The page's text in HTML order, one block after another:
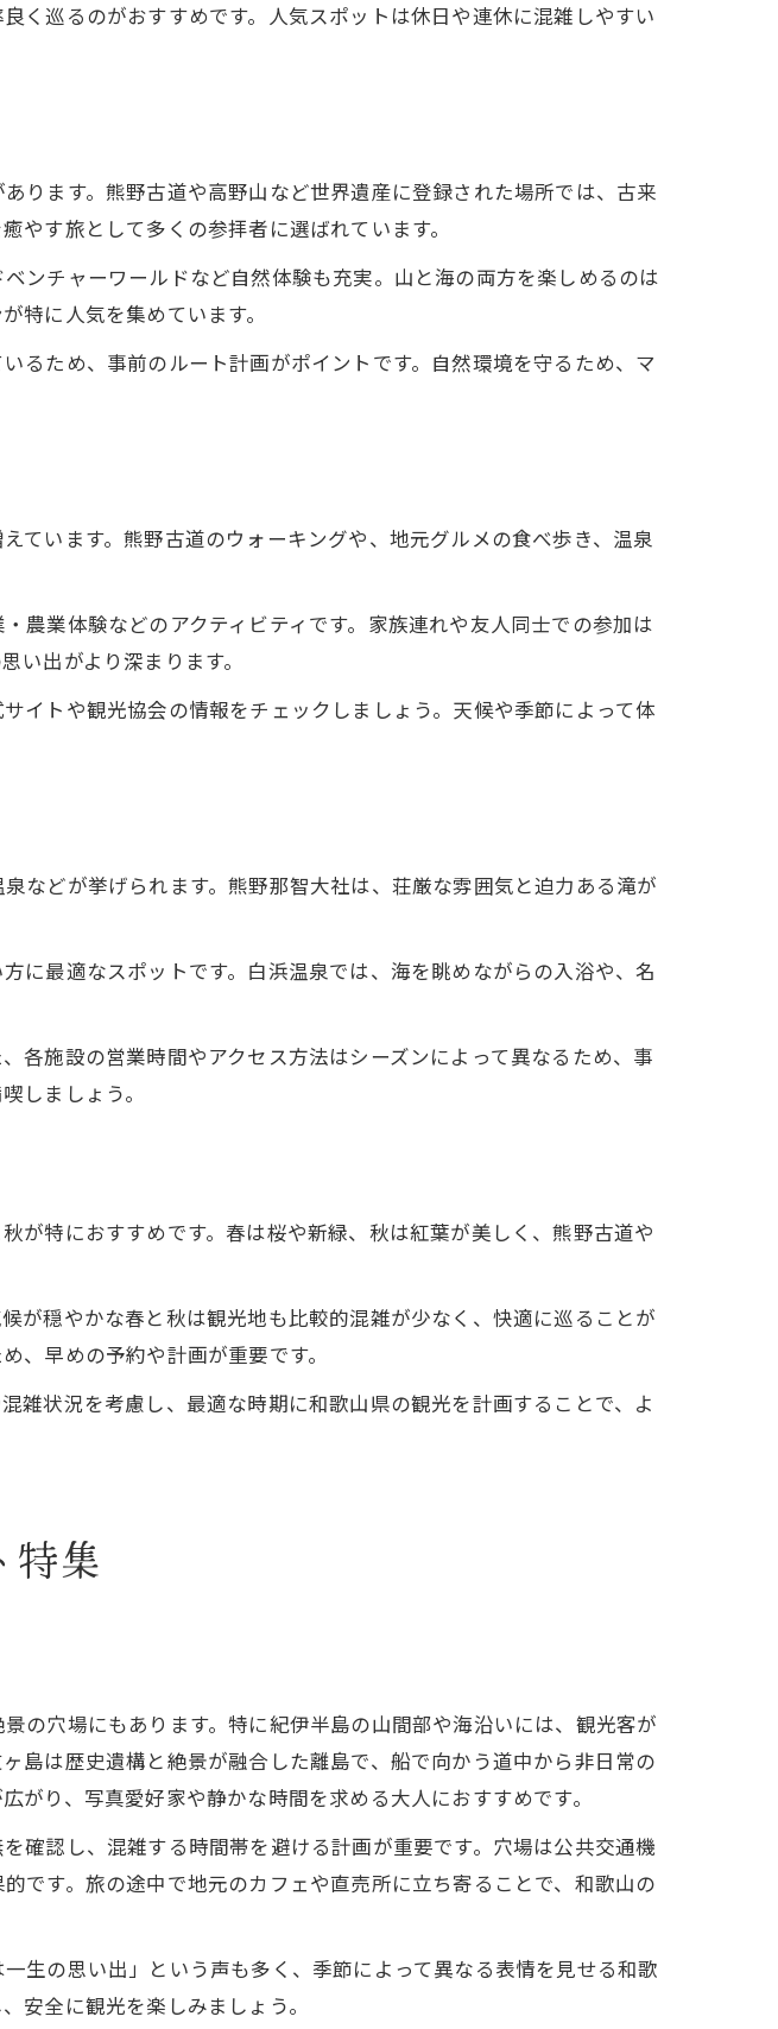
トで思い出づくり
体験ガイド
験に触れる旅の魅力
学ぶ観光ガイド
伝統体験の楽しさ
県観光スポット紹介
史文化と体験の魅力
山県観光地紹介
する観光穴場体験
味わうスポット特集
遊び場を満喫する方法
クゼーション旅
温泉体験を満喫
リラクゼーション法
癒すスポット紹介
く巡るのがおすすめです。人気スポットは休日や連休に混雑しやすい
ります。熊野古道や高野山など世界遺産に登録された場所では、古来
やす旅として多くの参拝者に選ばれています。
ンチャーワールドなど自然体験も充実。山と海の両方を楽しめるのは
特に人気を集めています。
るため、事前のルート計画がポイントです。自然環境を守るため、マ
ています。熊野古道のウォーキングや、地元グルメの食べ歩き、温泉
農業体験などのアクティビティです。家族連れや友人同士での参加は
い出がより深まります。
イトや観光協会の情報をチェックしましょう。天候や季節によって体
などが挙げられます。熊野那智大社は、荘厳な雰囲気と迫力ある滝が
に最適なスポットです。白浜温泉では、海を眺めながらの入浴や、名
各施設の営業時間やアクセス方法はシーズンによって異なるため、事
しましょう。
が特におすすめです。春は桜や新緑、秋は紅葉が美しく、熊野古道や
が穏やかな春と秋は観光地も比較的混雑が少なく、快適に巡ることが
、早めの予約や計画が重要です。
雑状況を考慮し、最適な時期に和歌山県の観光を計画することで、よ
特集
の穴場にもあります。特に紀伊半島の山間部や海沿いには、観光客が
島は歴史遺構と絶景が融合した離島で、船で向かう道中から非日常の
り、写真愛好家や静かな時間を求める大人におすすめです。
確認し、混雑する時間帯を避ける計画が重要です。穴場は公共交通機
です。旅の途中で地元のカフェや直売所に立ち寄ることで、和歌山の
生の思い出」という声も多く、季節によって異なる表情を見せる和歌
安全に観光を楽しみましょう。